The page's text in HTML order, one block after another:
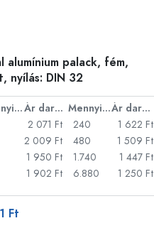
alumínium palack, fém,
nyílás: DIN 32
Mennyiség Ár darabonként Mennyiség
Ár darabonként
2 071 Ft
2 009 Ft
1 950 Ft
1 902 Ft
240
1 622 Ft
480
1 509 Ft
1.740
1 447 Ft
6.880
1 250 Ft
Ft